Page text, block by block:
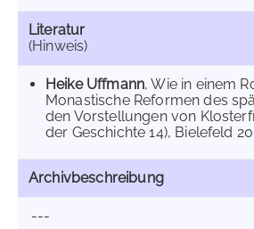
Literatur
(Hinweis)
Heike Uffmann, Wie in einem
Monastische Reformen des
den Vorstellungen von
der Geschichte 14), Bielefeld
Archivbeschreibung
---